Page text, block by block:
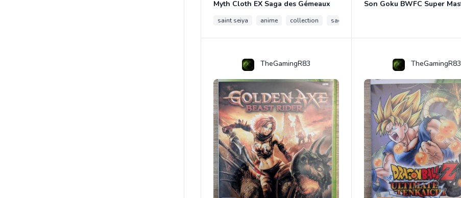
Myth Cloth EX Saga des Gémeaux
saint seiya anime collection saga des gemeaux
TheGamingR83 TheGamingR83